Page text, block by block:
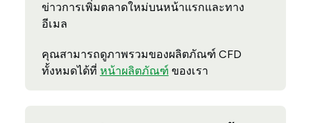
ข่าวการเพิ่มตลาดใหม่บนหน้าแรกและทาง
อีเมล
คุณสามารถดูภาพรวมของผลิตภัณฑ์ CFD
ทั้งหมดได้ที่ หน้าผลิตภัณฑ์ ของเรา